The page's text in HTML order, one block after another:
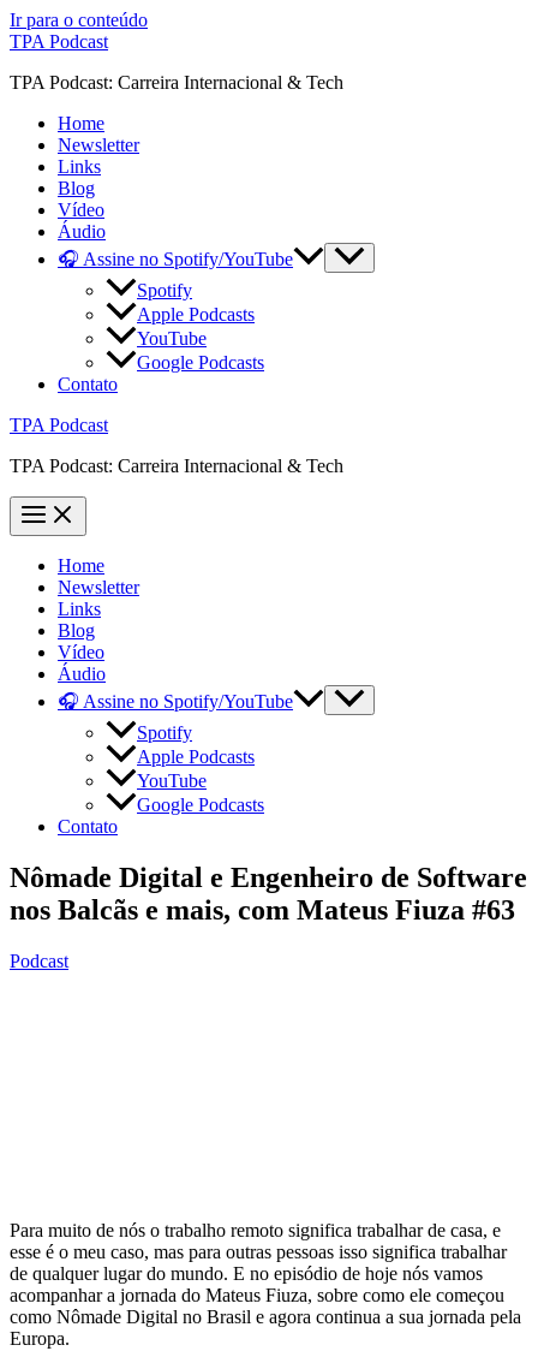
Ir para o conteúdo
TPA Podcast
TPA Podcast: Carreira Internacional & Tech
Home
Newsletter
Links
Blog
Vídeo
Áudio
🎧 Assine no Spotify/YouTube
Spotify
Apple Podcasts
YouTube
Google Podcasts
Contato
TPA Podcast
TPA Podcast: Carreira Internacional & Tech
Home
Newsletter
Links
Blog
Vídeo
Áudio
🎧 Assine no Spotify/YouTube
Spotify
Apple Podcasts
YouTube
Google Podcasts
Contato
Nômade Digital e Engenheiro de Software
nos Balcãs e mais, com Mateus Fiuza #63
Podcast
Para muito de nós o trabalho remoto significa trabalhar de casa, e
esse é o meu caso, mas para outras pessoas isso significa trabalhar
de qualquer lugar do mundo. E no episódio de hoje nós vamos
acompanhar a jornada do Mateus Fiuza, sobre como ele começou
como Nômade Digital no Brasil e agora continua a sua jornada pela
Europa.